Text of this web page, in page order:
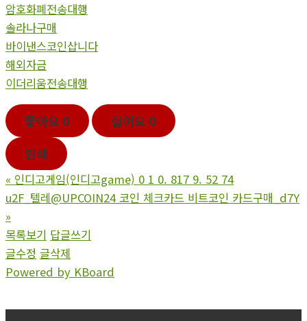
암호화폐전송대행
솔라나구매
바이낸스코인삽니다
해외자금
이더리움전송대행
좋아요 0 싫어요 0
인쇄
« 인디고게임(인디고game) 0 1 0. 817 9. 52 74
u2F_텔레@UPCOIN24 코인 체크카드 비트코인 카드구매_d7Y
»
목록보기 답글쓰기
글수정 글삭제
Powered by KBoard